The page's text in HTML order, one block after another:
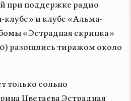
при поддержке радио
и клубе «Альма-
«Эстрадная скрипка»
разошлись тиражом около
только сольно
Цветаева Эстрадная